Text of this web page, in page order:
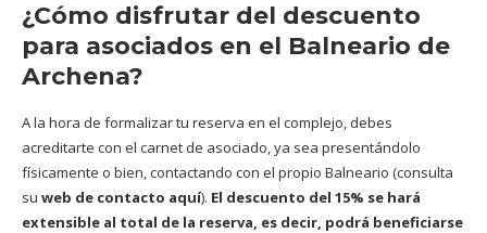
¿Cómo disfrutar del descuento
para asociados en el Balneario de
Archena?
A la hora de formalizar tu reserva en el complejo, debes
acreditarte con el carnet de asociado, ya sea presentándolo
físicamente o bien, contactando con el propio Balneario (consulta
su web de contacto aquí). El descuento del 15% se hará
extensible al total de la reserva, es decir, podrá beneficiarse